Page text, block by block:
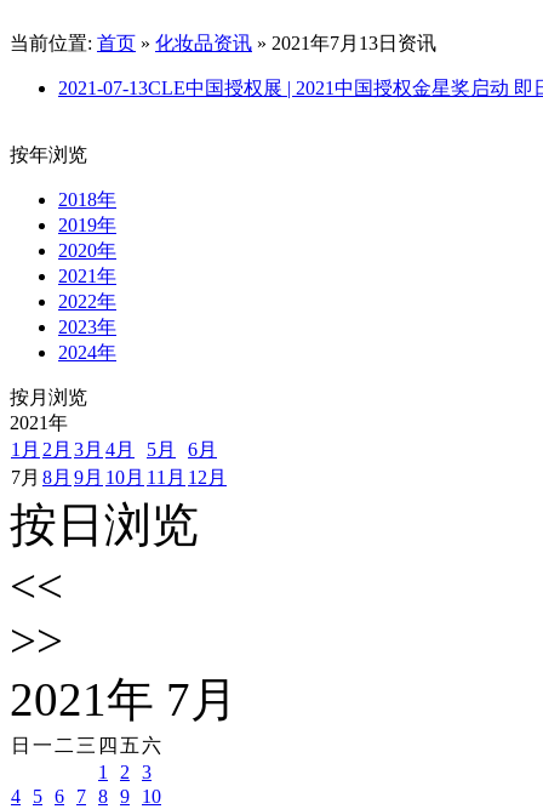
当前位置: 首页 » 化妆品资讯 » 2021年7月13日资讯
2021-07-13CLE中国授权展 | 2021中国授权金星奖启动 即
按年浏览
2018年
2019年
2020年
2021年
2022年
2023年
2024年
按月浏览
2021年
1月 2月 3月 4月 5月
6月
7月 8月 9月 10月 11月 12月
按日浏览
<<
>>
2021年 7月
日 一 二 三 四 五 六
1
2
3
4
5 6 7 8 9
10